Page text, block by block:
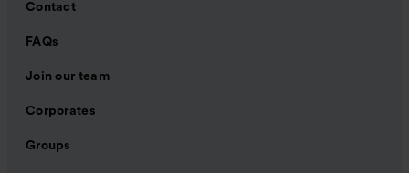
Contact
FAQs
Join our team
Corporates
Groups